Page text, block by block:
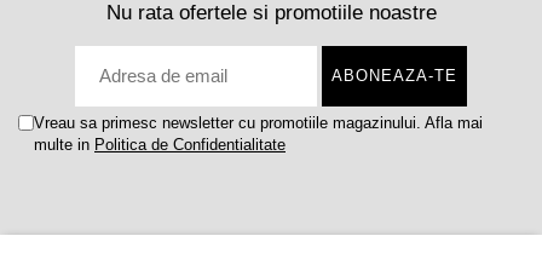
Nu rata ofertele si promotiile noastre
Vreau sa primesc newsletter cu promotiile magazinului. Afla mai
multe in Politica de Confidentialitate